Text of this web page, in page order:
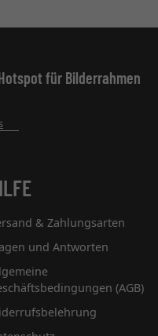
für Bilderrahmen
& Zahlungsarten
und Antworten
(AGB)